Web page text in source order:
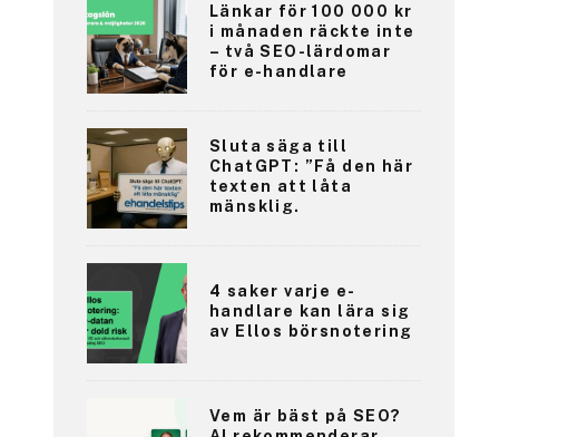
Länkar för 100 000 kr
i månaden räckte inte
– två SEO-lärdomar
för e-handlare
Sluta säga till
ChatGPT: ”Få den här
texten att låta
mänsklig.
4 saker varje e-
handlare kan lära sig
av Ellos börsnotering
Vem är bäst på SEO?